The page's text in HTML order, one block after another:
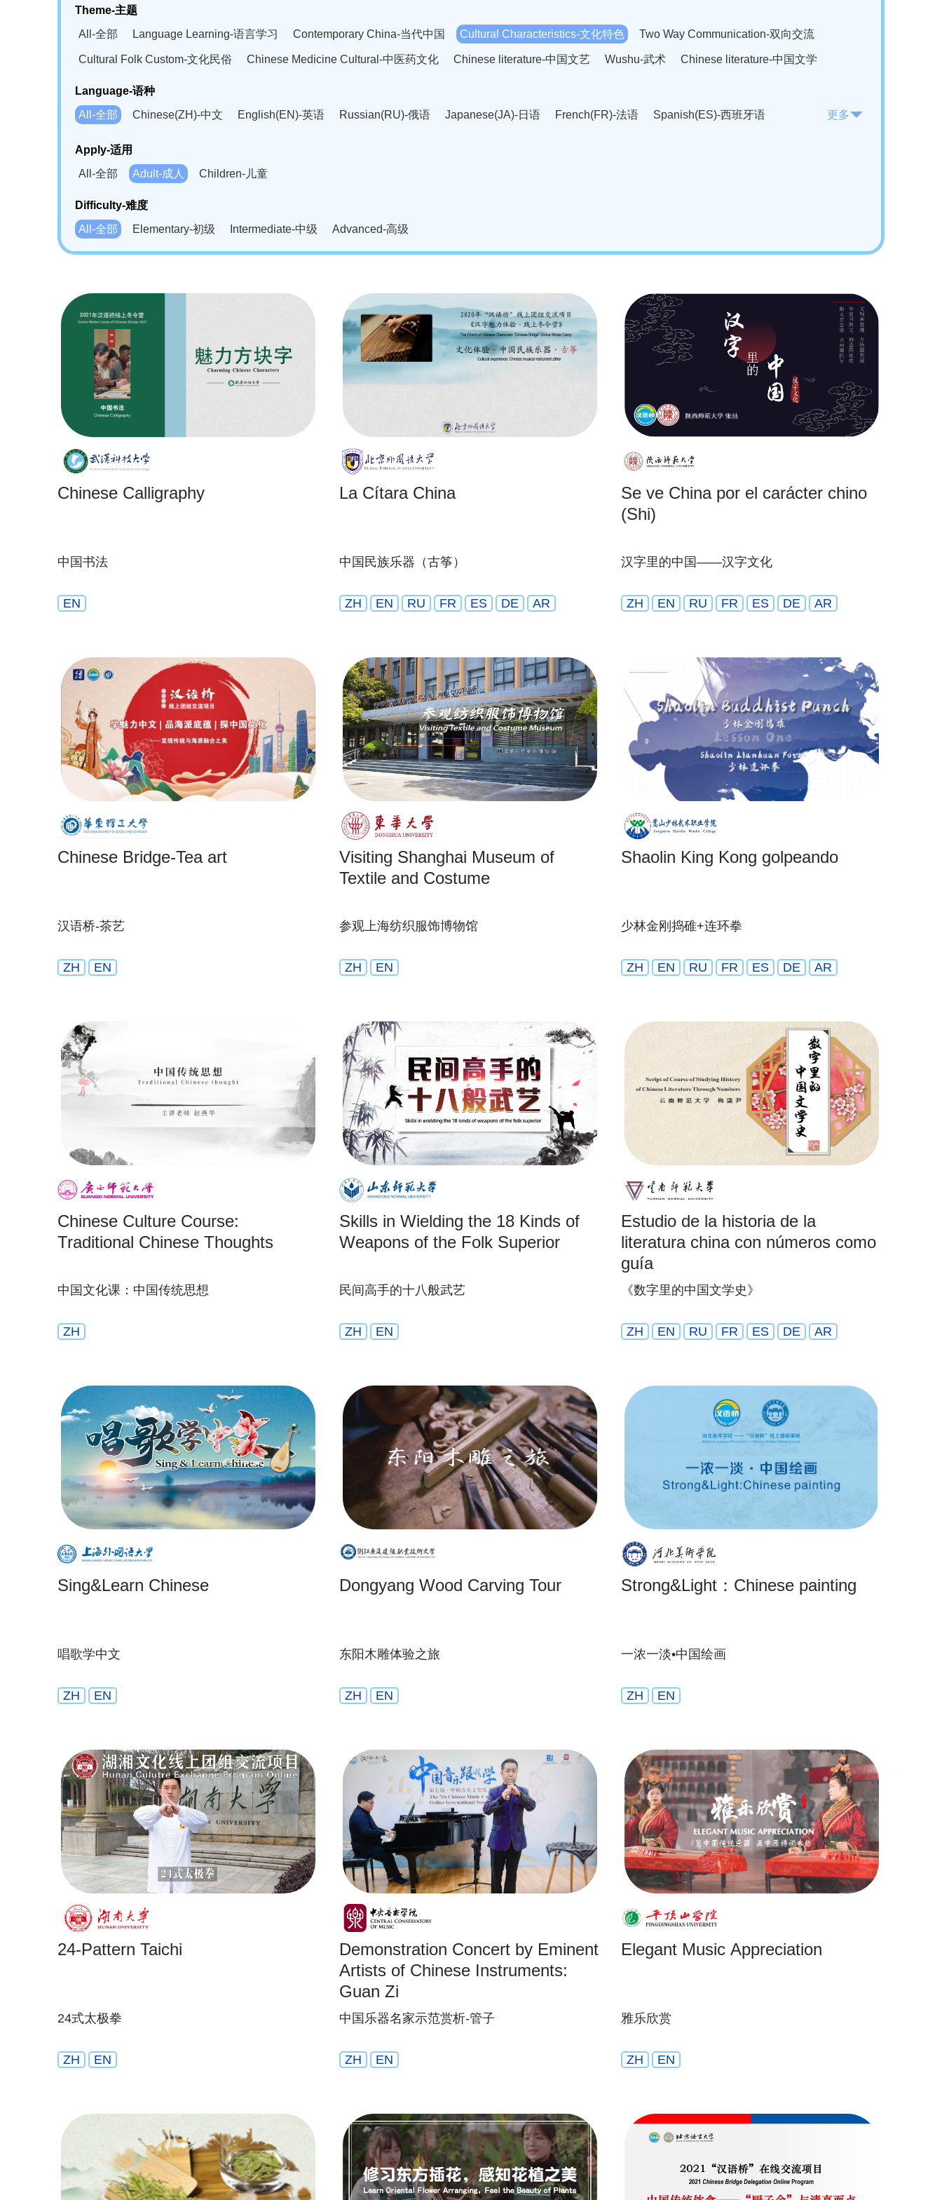
Theme-主题
All-全部
Language Learning-语言学习 Contemporary China-当代中国 Cultural Characteristics-文化特色 Two Way Communication-双向交流
Cultural Folk Custom-文化民俗 Chinese Medicine Cultural-中医药文化 Chinese literature-中国文艺 Wushu-武术 Chinese literature-中国文学
Language-语种
All-全部
Chinese(ZH)-中文 English(EN)-英语 Russian(RU)-俄语 Japanese(JA)-日语 French(FR)-法语
Spanish(ES)-西班牙语
Bahasa Melayu(MS)-马来语
Swahili(SW)-斯瓦西里语
Kampuchea(KH)-柬埔寨语
更多
Apply-适用
All-全部
Adult-成人 Children-儿童
Difficulty-难度
All-全部
Elementary-初级 Intermediate-中级 Advanced-高级
Chinese Calligraphy
中国书法
EN
La Cítara China
中国民族乐器（古筝）
ZH EN RU FR ES DE AR
Se ve China por el carácter chino
(Shi)
汉字里的中国——汉字文化
ZH EN RU FR ES DE AR
Chinese Bridge-Tea art
汉语桥-茶艺
ZH EN
Visiting Shanghai Museum of
Textile and Costume
参观上海纺织服饰博物馆
ZH EN
Shaolin King Kong golpeando
少林金刚捣碓+连环拳
ZH EN RU FR ES DE AR
Chinese Culture Course:
Traditional Chinese Thoughts
中国文化课：中国传统思想
ZH
Skills in Wielding the 18 Kinds of
Weapons of the Folk Superior
民间高手的十八般武艺
ZH EN
Estudio de la historia de la
literatura china con números como
guía
《数字里的中国文学史》
ZH EN RU FR ES DE AR
Sing&Learn Chinese
唱歌学中文
ZH EN
Dongyang Wood Carving Tour
东阳木雕体验之旅
ZH EN
Strong&Light：Chinese painting
一浓一淡•中国绘画
ZH EN
24-Pattern Taichi
24式太极拳
ZH EN
Demonstration Concert by Eminent
Artists of Chinese Instruments:
Guan Zi
中国乐器名家示范赏析-管子
ZH EN
Elegant Music Appreciation
雅乐欣赏
ZH EN